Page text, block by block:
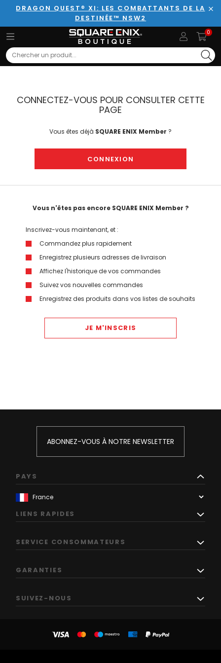
DRAGON QUEST® XI: LES COMBATTANTS DE LA
DESTINÉE™ NSW2
0
Search
CONNECTEZ-VOUS POUR CONSULTER CETTE
PAGE
Vous êtes déjà SQUARE ENIX Member ?
CONNEXION
Vous n'êtes pas encore SQUARE ENIX Member ?
Inscrivez-vous maintenant, et :
Commandez plus rapidement
Enregistrez plusieurs adresses de livraison
Affichez l'historique de vos commandes
Suivez vos nouvelles commandes
Enregistrez des produits dans vos listes de souhaits
JE M'INSCRIS
ABONNEZ-VOUS À NOTRE NEWSLETTER
PAYS
LIENS RAPIDES
SERVICE CONSOMMATEURS
GARANTIES
SUIVEZ-NOUS